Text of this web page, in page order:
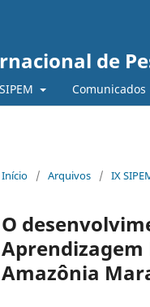
de
Comunicados
Início / Arquivos / IX
O
Aprendizagem
Amazônia